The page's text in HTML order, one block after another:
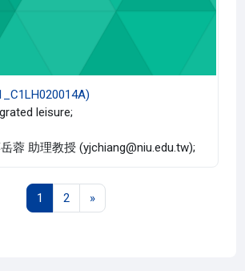
leisure;
蓉 助理教授 (yjchiang@niu.edu.tw);
1 第 1 頁
2第 2 頁
»下一頁